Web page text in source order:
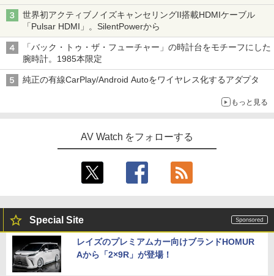
世界初アクティブノイズキャンセリングII搭載HDMIケーブル
「Pulsar HDMI」。SilentPowerから
「バック・トゥ・ザ・フューチャー」の時計台をモチーフにした
腕時計。1985本限定
純正の有線CarPlay/Android Autoをワイヤレス化するアダプタ
もっと見る
AV Watch をフォローする
Special Site
レイズのプレミアムカー向けブランドHOMUR
Aから「2×9R」が登場！